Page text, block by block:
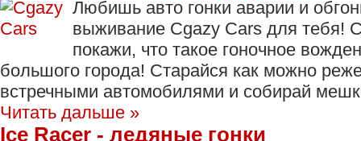
Любишь авто гонки аварии и
выживание Cgazy Cars для тебя!
покажи, что такое гоночное
большого города! Старайся как можно
встречными автомобилями и собирай
Читать дальше »
Ice Racer - ледяные гонки